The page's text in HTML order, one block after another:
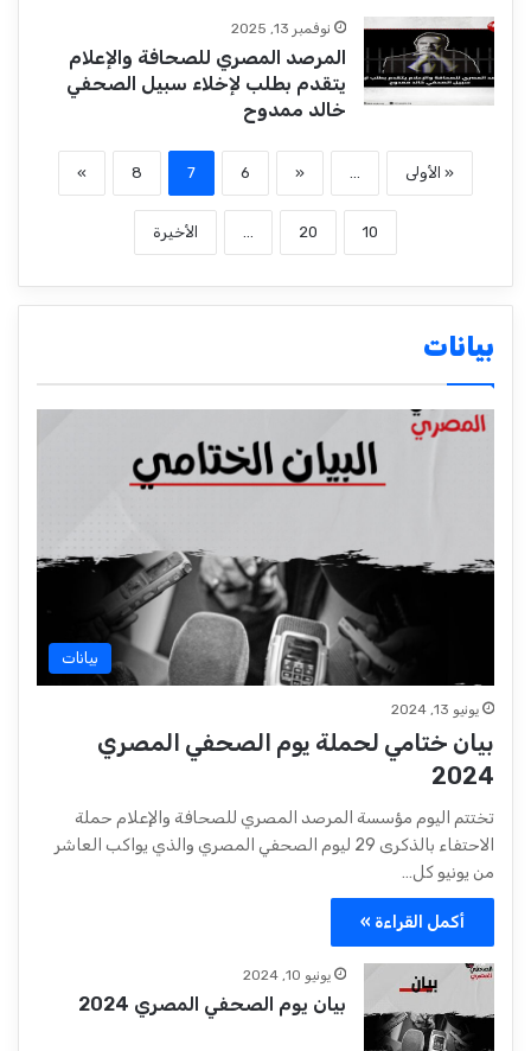
نوفمبر 13, 2025
المرصد المصري للصحافة والإعلام
يتقدم بطلب لإخلاء سبيل الصحفي
خالد ممدوح
« الأولى ...
«
6
7
8
»
10
20
... الأخيرة
بيانات
بيانات
يونيو 13, 2024
بيان ختامي لحملة يوم الصحفي المصري
2024
تختتم اليوم مؤسسة المرصد المصري للصحافة والإعلام حملة
الاحتفاء بالذكرى 29 ليوم الصحفي المصري والذي يواكب العاشر
من يونيو كل…
أكمل القراءة »
يونيو 10, 2024
بيان يوم الصحفي المصري 2024